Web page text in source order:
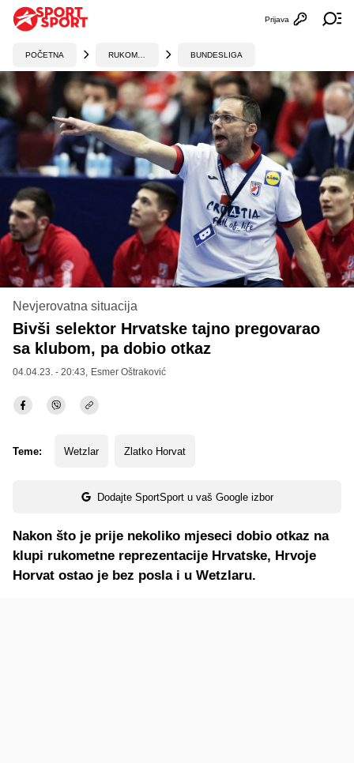
Otvori
Prijava
POČETNA BUNDESLIGA
Nevjerovatna situacija
Bivši selektor Hrvatske tajno pregovarao
sa klubom, pa dobio otkaz
04.04.23. - 20:43, Esmer Oštraković
Teme: Wetzlar Zlatko Horvat
Dodajte SportSport u vaš Google izbor
Nakon što je prije nekoliko mjeseci dobio otkaz na
klupi rukometne reprezentacije Hrvatske, Hrvoje
Horvat ostao je bez posla i u Wetzlaru.